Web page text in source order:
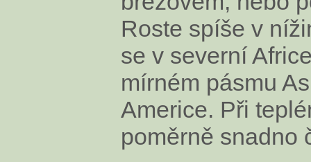
Roste spíše v
se v severní
mírném pásmu
Americe. Při
poměrně snadno